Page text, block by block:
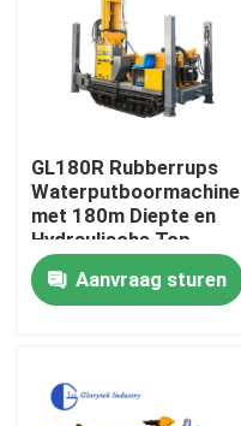
Huis
Producten
Fabrieksreis
GL180R Rubberrups
Waterputboormachine
met 180m Diepte en
Hydraulische Top
Drive voor
Geothermische
Boorgaten
Aanvraag sturen